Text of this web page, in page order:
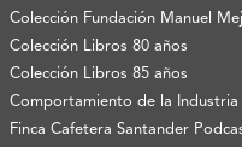
Colección Fundación Manuel
Colección Libros 80 años
Colección Libros 85 años
Comportamiento de la Industria
Finca Cafetera Santander